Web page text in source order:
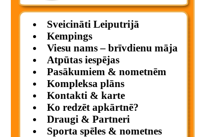
Sveicināti Leiputrijā
Kempings
Viesu nams – brīvdienu māja
Atpūtas iespējas
Pasākumiem & nometnēm
Kompleksa plāns
Kontakti & karte
Ko redzēt apkārtnē?
Draugi & Partneri
Sporta spēles & nometnes